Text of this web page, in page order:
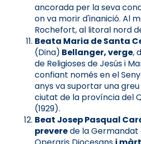
ancorada per la seva
on va morir d'inanició. Al
Rochefort, al litoral nord
Beata Maria de Santa
(Dina) Bellanger, verge,
de Religioses de Jesús i
confiant només en el
anys va suportar una
ciutat de la província del
(1929).
Beat Josep Pasqual
preverede la Germandat